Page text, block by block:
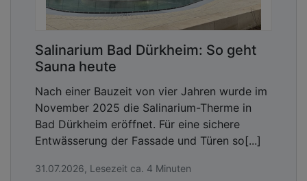
Salinarium Bad Dürkheim: So geht
Sauna heute
Nach einer Bauzeit von vier Jahren wurde im
November 2025 die Salinarium-Therme in
Bad Dürkheim eröffnet. Für eine sichere
Entwässerung der Fassade und Türen so[...]
31.07.2026, Lesezeit ca. 4 Minuten